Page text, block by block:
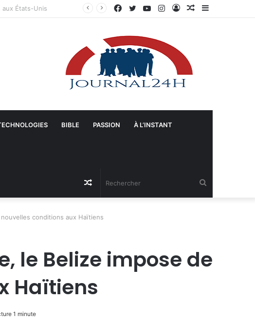
Sidebar
Article
Connexion
Instagram
YouTube
Twitter
Facebook
BIBLE PASSION À L’INSTANT
Article
conditions aux Haïtiens
le Belize impose de
Haïtiens
1 minute